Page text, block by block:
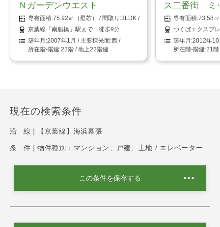
Ｎガーデンウエスト
75.92㎡（壁芯）
3LDK
京葉線「南船橋」駅まで 徒歩9分
2007年1月
西
22階 / 地上22階建
ス二番街 ミ
73.58
つくばエクスプ
2012年10
21階
現在の検索条件
沿 線｜ 【京葉線】海浜幕張
条 件｜ 物件種別：マンション、戸建、土地 / エレベーター
この条件を保存する